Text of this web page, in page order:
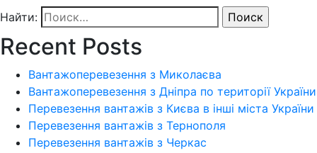
Найти:
Recent Posts
Вантажоперевезення з Миколаєва
Вантажоперевезення з Дніпра по території України
Перевезення вантажів з Києва в інші міста України
Перевезення вантажів з Тернополя
Перевезення вантажів з Черкас